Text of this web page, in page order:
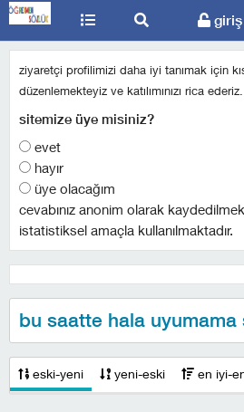
giriş
ziyaretçi profilimizi daha iyi tanımak için
düzenlemekteyiz ve katılımınızı rica ederiz.
sitemize üye misiniz?
evet
hayır
üye olacağım
cevabınız anonim olarak
istatistiksel amaçla kullanılmaktadır.
bu saatte hala uyumama
eski-yeni yeni-eski en iyi-